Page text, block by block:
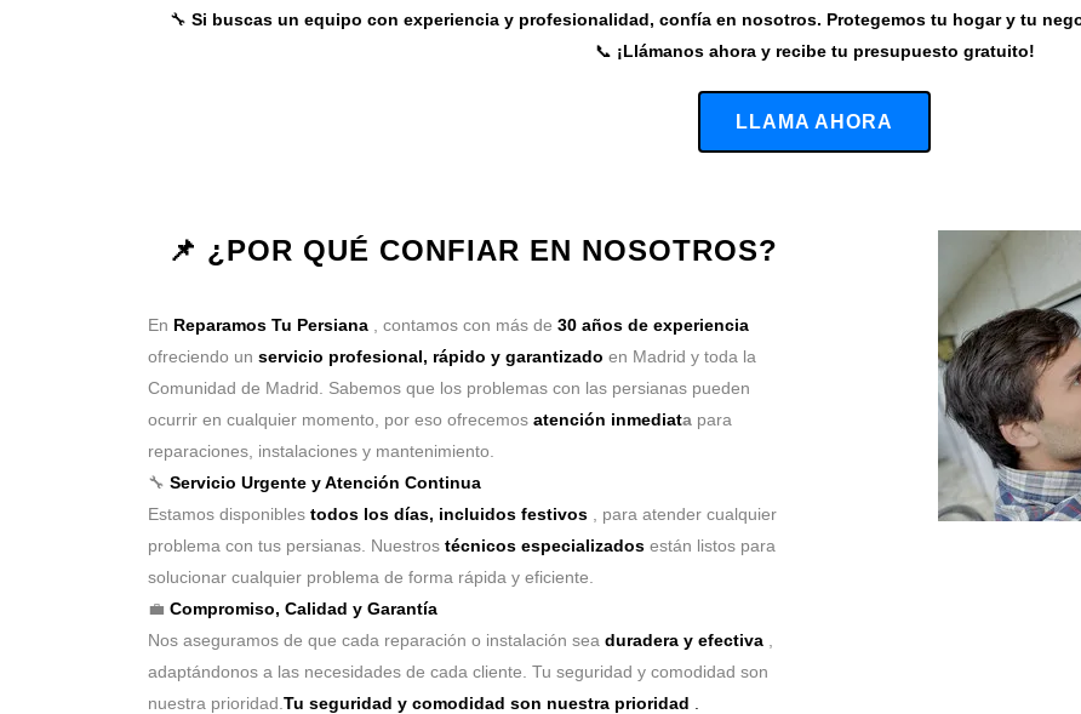
🔧 Si buscas un equipo con experiencia y profesionalidad, confía en nosotros. Protegemos tu hogar y tu
📞 ¡Llámanos ahora y recibe tu presupuesto gratuito!
LLAMA AHORA
📌 ¿POR QUÉ CONFIAR EN NOSOTROS?
En Reparamos Tu Persiana , contamos con más de 30 años de experiencia
ofreciendo un servicio profesional, rápido y garantizado en Madrid y toda la
Comunidad de Madrid. Sabemos que los problemas con las persianas pueden
ocurrir en cualquier momento, por eso ofrecemos atención inmediata para
reparaciones, instalaciones y mantenimiento.
🔧 Servicio Urgente y Atención Continua
Estamos disponibles todos los días, incluidos festivos , para atender cualquier
problema con tus persianas. Nuestros técnicos especializados están listos para
solucionar cualquier problema de forma rápida y eficiente.
💼 Compromiso, Calidad y Garantía
Nos aseguramos de que cada reparación o instalación sea duradera y efectiva
adaptándonos a las necesidades de cada cliente. Tu seguridad y comodidad son
nuestra prioridad. Tu seguridad y comodidad son nuestra prioridad